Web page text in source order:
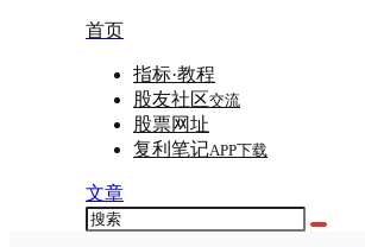
首页
指标·教程
股友社区交流
股票网址
复利笔记APP下载
文章